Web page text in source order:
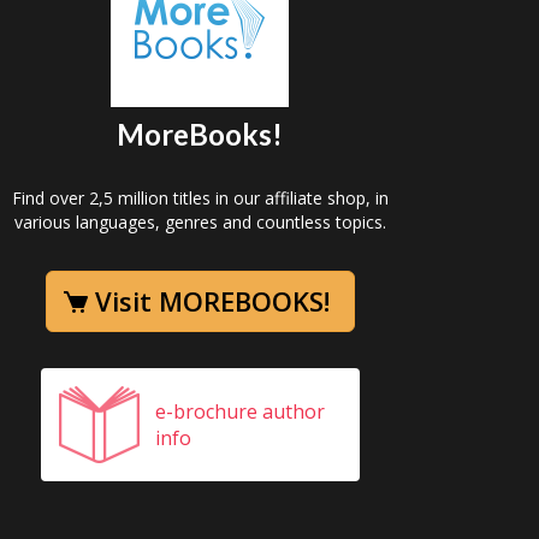
MoreBooks!
Find over 2,5 million titles in our affiliate shop, in
various languages, genres and countless topics.
Visit MOREBOOKS!
e-brochure author
info